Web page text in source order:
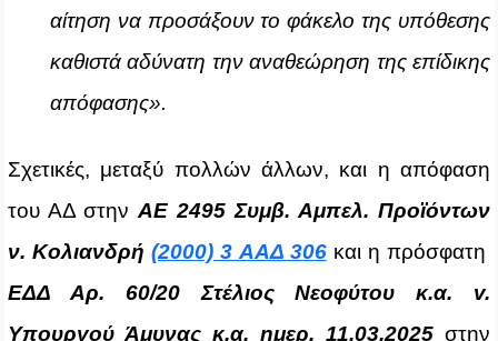
αίτηση να προσάξουν το φάκελο της υπόθεσης
καθιστά αδύνατη την αναθεώρηση της επίδικης
απόφασης».
Σχετικές, μεταξύ πολλών άλλων, και η απόφαση
του ΑΔ στηνΑΕ 2495 Συμβ. Aμπελ. Προϊόντων
ν. Kολιανδρή(2000) 3 ΑΑΔ 306 και η πρόσφατη
ΕΔΔ Αρ. 60/20
Στέλιος Νεοφύτου κ.α. v.
Υπουργού Άμυνας κ.α. ημερ. 11.03.2025 στην